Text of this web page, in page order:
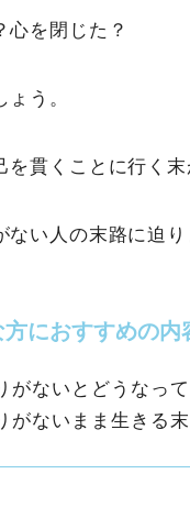
心を閉じた？
う。
貫くことに行く
い人の末路に迫り
がないとどうなっ
がないまま生きる